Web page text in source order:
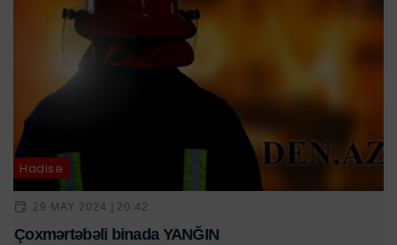
Hadisə
29 MAY 2024 | 20:42
Çoxmərtəbəli binada YANĞIN